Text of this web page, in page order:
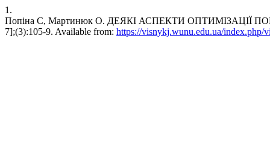
1.
Попіна С, Мартинюк О. ДЕЯКІ АСПЕКТИ ОПТИМІЗАЦІЇ
7];(3):105-9. Available from: https://visnykj.wunu.edu.ua/index.php/